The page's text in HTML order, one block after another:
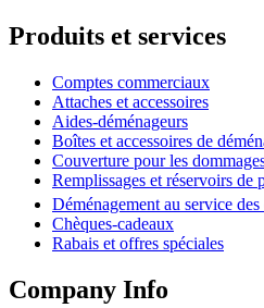
Produits et services
Comptes commerciaux
Attaches et accessoires
Aides-déménageurs
Boîtes et accessoires de
Couverture pour les
Remplissages et réservoirs de
Déménagement au service
Chèques-cadeaux
Rabais et offres spéciales
Company Info